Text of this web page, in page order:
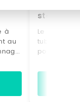
à
au
De
stockage
peu
Le
tubulaires
pour le
cartons